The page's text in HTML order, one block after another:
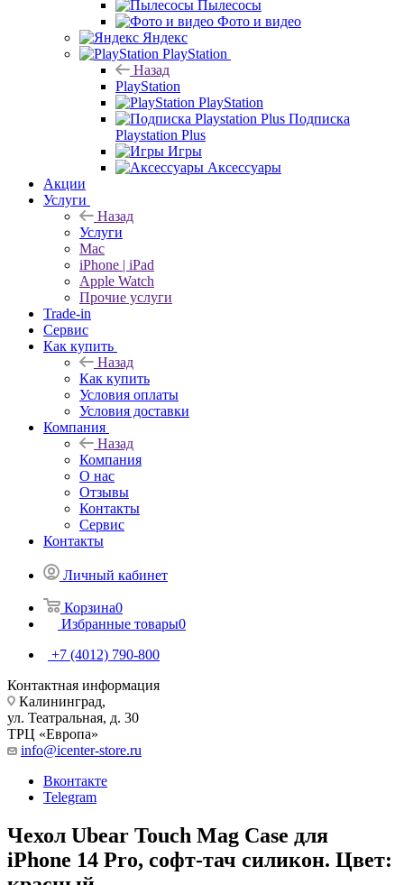
Пылесосы
Фото и видео
Яндекс
PlayStation
Назад
PlayStation
PlayStation
Подписка
Playstation Plus
Игры
Аксессуары
Акции
Услуги
Назад
Услуги
Mac
iPhone | iPad
Apple Watch
Прочие услуги
Trade-in
Сервис
Как купить
Назад
Как купить
Условия оплаты
Условия доставки
Компания
Назад
Компания
О нас
Отзывы
Контакты
Сервис
Контакты
Личный кабинет
Корзина0
Избранные товары0
+7 (4012) 790-800
Контактная информация
Калининград,
ул. Театральная, д. 30
ТРЦ «Европа»
info@icenter-store.ru
Вконтакте
Telegram
Чехол Ubear Touch Mag Case для
iPhone 14 Pro, софт-тач силикон. Цвет: